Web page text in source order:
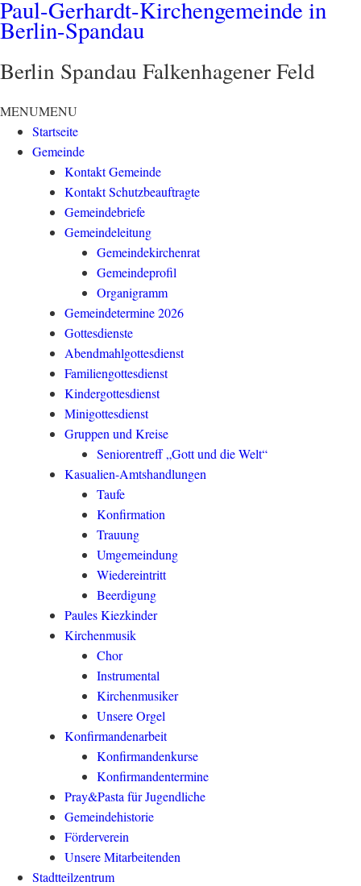
Paul-Gerhardt-Kirchengemeinde in
Berlin-Spandau
Berlin Spandau Falkenhagener Feld
MENUMENU
Startseite
Gemeinde
Kontakt Gemeinde
Kontakt Schutzbeauftragte
Gemeindebriefe
Gemeindeleitung
Gemeindekirchenrat
Gemeindeprofil
Organigramm
Gemeindetermine 2026
Gottesdienste
Abendmahlgottesdienst
Familiengottesdienst
Kindergottesdienst
Minigottesdienst
Gruppen und Kreise
Seniorentreff „Gott und die Welt“
Kasualien-Amtshandlungen
Taufe
Konfirmation
Trauung
Umgemeindung
Wiedereintritt
Beerdigung
Paules Kiezkinder
Kirchenmusik
Chor
Instrumental
Kirchenmusiker
Unsere Orgel
Konfirmandenarbeit
Konfirmandenkurse
Konfirmandentermine
Pray&Pasta für Jugendliche
Gemeindehistorie
Förderverein
Unsere Mitarbeitenden
Stadtteilzentrum